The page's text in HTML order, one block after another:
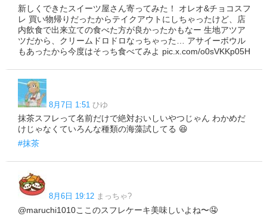
新しくできたスイーツ屋さん寄ってみた！ オレオ&チョコスフ
レ 買い物帰りだったからテイクアウトにしちゃったけど、店
内飲食で出来立ての食べた方が良かったかもなー 生地アツア
ツだから、クリームドロドロなっちゃった… アサイーボウル
もあったから今度はそっち食べてみよ pic.x.com/o0sVKKp05H
8月7日 1:51 ひゆ
抹茶スフレって名前だけで絶対おいしいやつじゃん わかめだ
けじゃなくていろんな種類の海藻試してる 😆
#抹茶
8月6日 19:12 まっちゃ?
@maruchi1010ここのスフレケーキ美味しいよね〜🤤